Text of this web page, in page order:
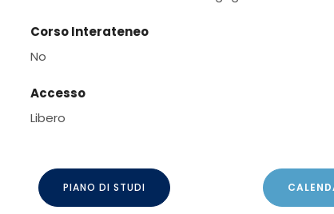
Corso Interateneo
No
Accesso
Libero
PIANO DI STUDI